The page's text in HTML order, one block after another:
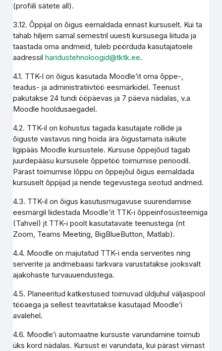
(profiili sätete all).
3.12. Õppijal on õigus eemaldada ennast kursuselt. Kui ta
tahab hiljem samal semestril uuesti kursusega liituda ja
taastada oma andmeid, tuleb pöörduda kasutajatoele
aadressilharidustehnoloogid@tktk.ee.
4.1. TTK-l on õigus kasutada Moodle’it oma õppe-,
teadus- ja administratiivtöö eesmärkidel. Teenust
pakutakse 24 tundi ööpäevas ja 7 päeva nädalas, v.a
Moodle hooldusaegadel.
4.2. TTK-il on kohustus tagada kasutajate rollide ja
õiguste vastavus ning hoida ära õigustamata isikute
ligipääs Moodle kursustele. Kursuse õppejõud tagab
juurdepääsu kursusele õppetöö toimumise perioodil.
Pärast toimumise lõppu on õppejõul õigus eemaldada
kursuselt õppijad ja nende tegevustega seotud andmed.
4.3. TTK-il on õigus kasutusmugavuse suurendamise
eesmärgil liidestada Moodle’it TTK-i õppeinfosüsteemiga
(Tahvel) jt TTK-i poolt kasutatavate teenustega (nt
Zoom, Teams Meeting, BigBlueButton, Matlab).
4.4. Moodle on majutatud TTK-i enda serverites ning
serverite ja andmebaasi tarkvara varustatakse jooksvalt
ajakohaste turvauuendustega.
4.5. Planeeritud katkestused toimuvad üldjuhul väljaspool
tööaega ja sellest teavitatakse kasutajad Moodle’i
avalehel.
4.6. Moodle’i automaatne kursuste varundamine toimub
üks kord nädalas. Kursust ei varundata, kui pärast viimast